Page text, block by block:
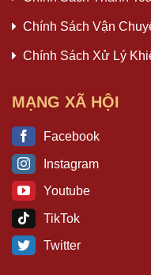
Chính Sách Vận
Chính Sách Xử Lý
MẠNG XÃ HỘI
Facebook
Instagram
Youtube
TikTok
Twitter